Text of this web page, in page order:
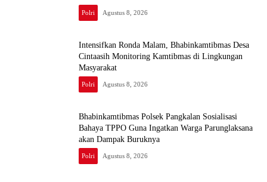
Polri Agustus 8, 2026
Intensifkan Ronda Malam, Bhabinkamtibmas Desa
Cintaasih Monitoring Kamtibmas di Lingkungan
Masyarakat
Polri Agustus 8, 2026
Bhabinkamtibmas Polsek Pangkalan Sosialisasi
Bahaya TPPO Guna Ingatkan Warga Parunglaksana
akan Dampak Buruknya
Polri Agustus 8, 2026